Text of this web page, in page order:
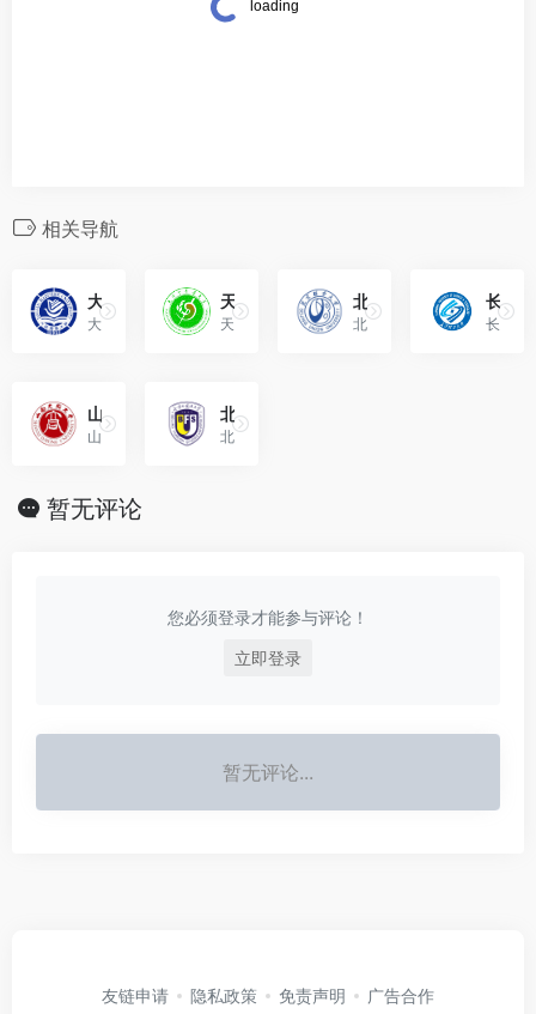
相关导航
大连海事大学（Dalian Maritime University）
大连海事大学位于辽宁省大连市，是中华人民共和国交通运输部所属的全国重点大学，是国家“双一流”建设高校。
天津中医药大学（Tianjin University of Traditional Chinese Medicine）
天津中医药大学是位于天津市静海区的公办全日制普通高等学校。
北京联合大学（Beijing Union University）
北京联合大学位于北京市，是北京市属公办全日制普通高等学校，主管部门是北京市教育委员会。
长沙理工大学（Changsha University of Science & Technology，缩写“CSUST”）
长沙理工大学位于湖南省长沙市天心区，为中华人民共和国交通运输部和湖南省人民政府共建高校。
山西大同大学（Shanxi Datong University）
山西大同大学坐落于历史文化名城大同，是一所山西省属多科性大学，山西省教育厅与大同市人民政府共建高校。
北京外国语大学（Beijing Foreign Studies University）
北京外国语大学是由国家举办、中华人民共和国教育部主管的全日制普通高等学校。
暂无评论
您必须登录才能参与评论！
立即登录
暂无评论...
友链申请 隐私政策 免责声明 广告合作